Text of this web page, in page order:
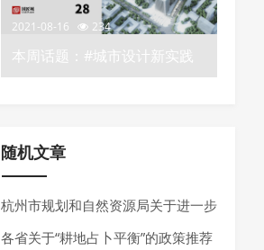
2021-08-16 234
本周话题：#城市设计新实践
——城市规划学社知识星球
随机文章
杭州市规划和自然资源局关于进一步
加强规划资源要素保障推动经济高质
各省关于“耕地占卜平衡”的政策推荐